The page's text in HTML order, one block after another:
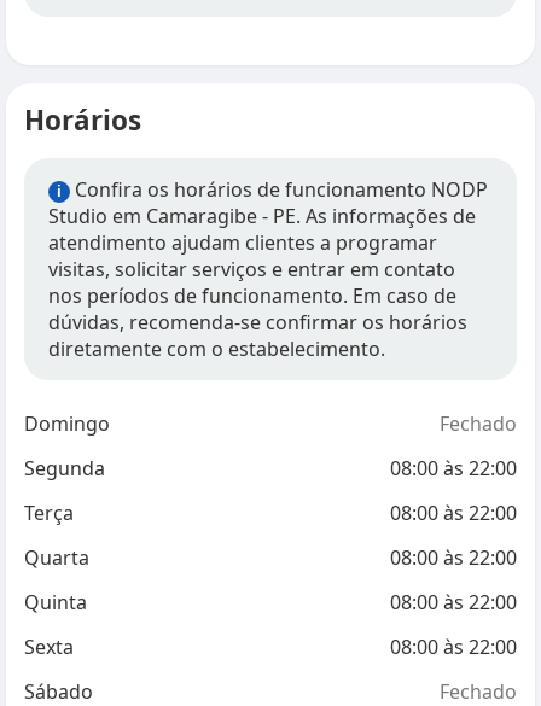
Horários
i
Confira os horários de funcionamento NODP
Studio em Camaragibe - PE. As informações de
atendimento ajudam clientes a programar
visitas, solicitar serviços e entrar em contato
nos períodos de funcionamento. Em caso de
dúvidas, recomenda-se confirmar os horários
diretamente com o estabelecimento.
Domingo
Fechado
Segunda
08:00às 22:00
Terça
08:00às 22:00
Quarta
08:00às 22:00
Quinta
08:00às 22:00
Sexta
08:00às 22:00
Sábado
Fechado